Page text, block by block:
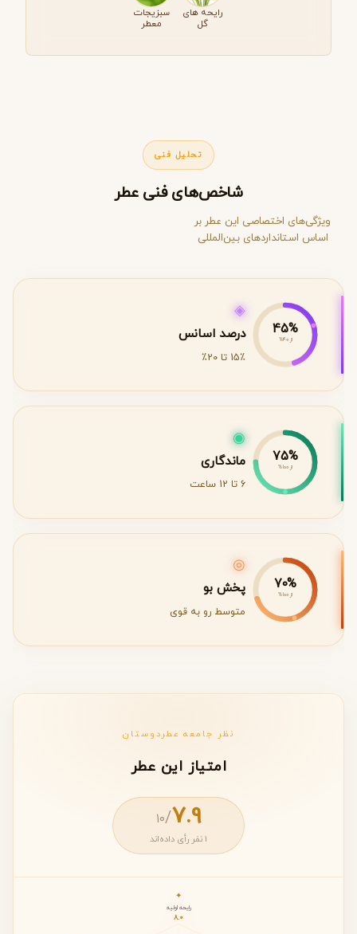
رایحه های
گل
سبزیجات
معطر
تحلیل فنی
شاخص‌های فنی عطر
ویژگی‌های اختصاصی این عطر بر
اساس استانداردهای بین‌المللی
45%
از 40%
◈
درصد اسانس
15٪ تا 20٪
75%
از 100%
◉
ماندگاری
6 تا 12 ساعت
70%
از 100%
◎
پخش بو
متوسط رو به قوی
نظر جامعه عطردوستان
امتیاز این عطر
7.9
/۱۰
1 نفر رأی داده‌اند
✦
رایحه اولیه
8.0